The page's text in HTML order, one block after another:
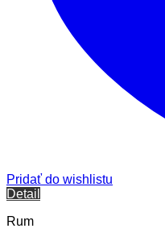
Pridať do wishlistu
Detail
Rum